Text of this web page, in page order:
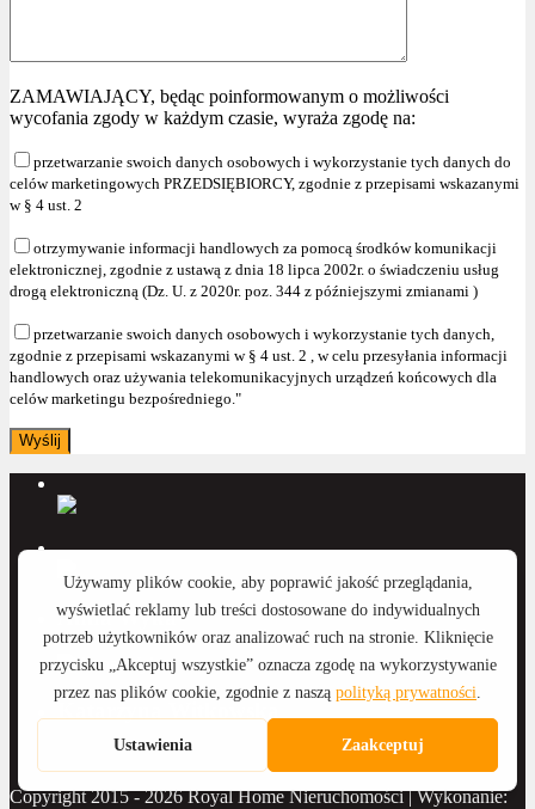
ZAMAWIAJĄCY, będąc poinformowanym o możliwości
wycofania zgody w każdym czasie, wyraża zgodę na:
przetwarzanie swoich danych osobowych i wykorzystanie tych danych do
celów marketingowych PRZEDSIĘBIORCY, zgodnie z przepisami wskazanymi
w § 4 ust. 2
otrzymywanie informacji handlowych za pomocą środków komunikacji
elektronicznej, zgodnie z ustawą z dnia 18 lipca 2002r. o świadczeniu usług
drogą elektroniczną (Dz. U. z 2020r. poz. 344 z późniejszymi zmianami )
przetwarzanie swoich danych osobowych i wykorzystanie tych danych,
zgodnie z przepisami wskazanymi w § 4 ust. 2 , w celu przesyłania informacji
handlowych oraz używania telekomunikacyjnych urządzeń końcowych dla
celów marketingu bezpośredniego."
Anna Wyka
Katarzyna Witkowska
Copyright 2015 - 2026 Royal Home Nieruchomości | Wykonanie: